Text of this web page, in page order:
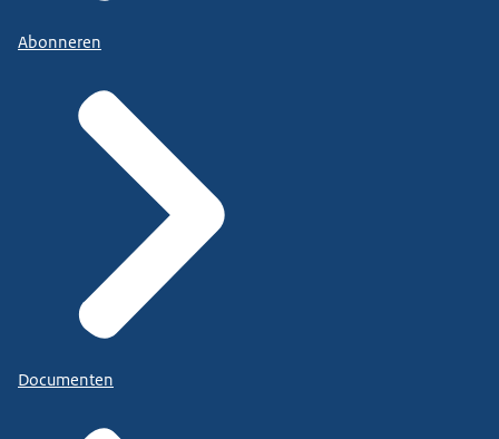
Abonneren
Documenten